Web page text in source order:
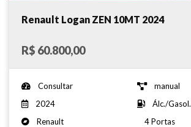
Renault Logan ZEN 10MT 2024
R$ 60.800,00
Consultar
manual
2024
Álc./Gasol.
Renault
4 Portas